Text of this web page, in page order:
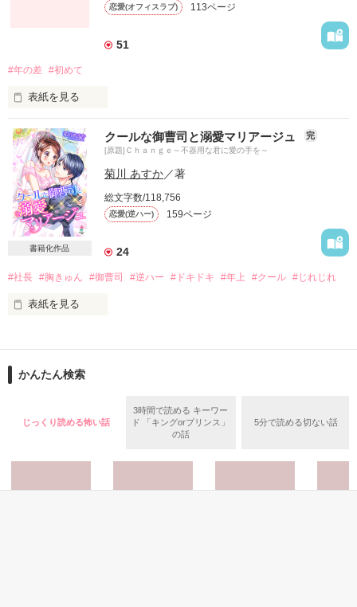
大手電気機器メーカー『フォーチュン』OL
×
片岡 仁（カタオカ ジン）28歳
経営企画室室長補佐で将来の社長候補
2017.8.1.〜 9.1
☆Hwanhee-Mさま、usamoさま、
   とのさまさま、Sana197さま、
恋愛(オフィスラブ) 113ページ
51
#年の差 #初めて
表紙を見る
「あなたいつになっても、彼氏の1人もできていないでし
ょ？」
母からの厳しいお言葉をいただき、受けたお見合い。
でも相手が社内で有名なあの方とは、聞いていませんが⁉
           恋愛初心者OL×通称閻魔課長
これが処女作となります。温かく見守っていただければ幸いで
                      start→2014.9.5
                      end→2014.9.25
※ページのわりに章が多くて申し訳ないです…。
*･゜ﾟ･*:.｡..｡.:*･･*:.｡. .｡.:*･゜ﾟ･**･゜ﾟ･*:.｡
書籍化作品
クールな御曹司と溺愛マリアージュ 完
[原題]Ｃｈａｎｇｅ～不器用な君に愛の手を～
菊川 あすか／著
総文字数/118,756
恋愛(逆ハー) 159ページ
24
#社長 #胸きゅん #御曹司 #逆ハー #ドキドキ #年上 #クール #じれじれ
表紙を見る
二十七歳、地味ＯＬ
柚原恵梨
×
かんたん検索
じっくり読める怖い話
3時間で読める キーワー
ド 「キングorプリンス」
の話
5分で読める切ない話